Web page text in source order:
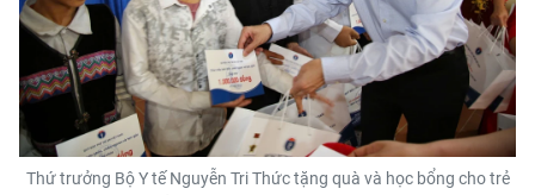
Thứ trưởng Bộ Y tế Nguyễn Tri Thức tặng quà và học bổng cho trẻ